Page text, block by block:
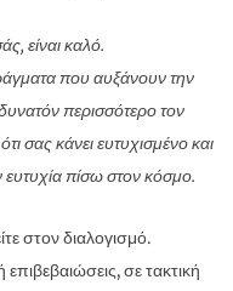
είναι καλό.
που αυξάνουν την
περισσότερο τον
σας κάνει ευτυχισμένο και
ευτυχία πίσω στον κόσμο.
στον διαλογισμό.
σε τακτική